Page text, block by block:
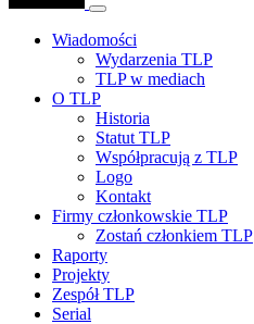
Wiadomości
Wydarzenia TLP
TLP w mediach
O TLP
Historia
Statut TLP
Współpracują z TLP
Logo
Kontakt
Firmy członkowskie TLP
Zostań członkiem TLP
Raporty
Projekty
Zespół TLP
Serial